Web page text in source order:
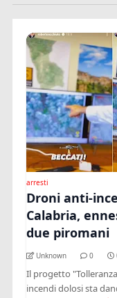
arresti
Droni anti-
Calabria,
due piromani
Unknown 0
Il progetto
incendi dolosi sta